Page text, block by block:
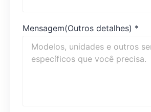
Mensagem(Outros detalhes) *